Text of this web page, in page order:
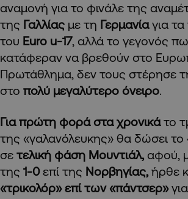
αναμονή για το φινάλε της
της Γαλλίας με τη Γερμανίαγια
του Euro u-17, αλλά το γεγονός
κατάφεραν να βρεθούν στο
Πρωτάθλημα, δεν τους στέρησε
στο πολύ μεγαλύτερο όνειρο.
Για πρώτη φορά στα χρονικάτο
της «γαλανόλευκης» θα δώσει
σε τελική φάση Μουντιάλ, αφού,
της 1-0επί της Νορβηγίας, ήρθε
«τρικολόρ» επί των «πάντσερ»